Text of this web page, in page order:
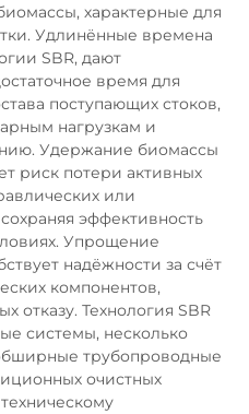
характерные для
Удлинённые времена
SBR, дают
время для
поступающих стоков,
нагрузкам и
Удержание биомассы
риск потери активных
или
эффективность
Упрощение
надёжности за счёт
компонентов,
отказу. Технология SBR
системы, несколько
трубопроводные
очистных